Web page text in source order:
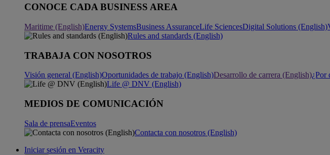
CONOCE CADA BUSINESS AREA
Maritime (English)Energy SystemsBusiness AssuranceLife SciencesDigital Solutions (English)
Rules and standards (English)
TRABAJA CON NOSOTROS
Visión general (English)Oportunidades de trabajo (English)Desarrollo de carrera (English)¿Por
Life @ DNV (English)
MEDIOS DE COMUNICACIÓN
Sala de prensaEventos
Contacta con nosotros (English)
Iniciar sesión en Veracity